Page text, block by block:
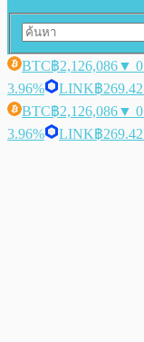
BTC฿2,126,086▼
3.96%
LINK฿269.42
BTC฿2,126,086▼
3.96%
LINK฿269.42